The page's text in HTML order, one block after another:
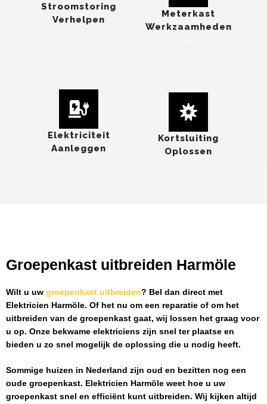
Stroomstoring
Verhelpen
Meterkast
Werkzaamheden
Elektriciteit
Aanleggen
Kortsluiting
Oplossen
Groepenkast uitbreiden Harmöle
Wilt u uw groepenkast uitbreiden? Bel dan direct met
Elektricien Harmöle. Of het nu om een reparatie of om het
uitbreiden van de groepenkast gaat, wij lossen het graag voor
u op. Onze bekwame elektriciens zijn snel ter plaatse en
bieden u zo snel mogelijk de oplossing die u nodig heeft.
Sommige huizen in Nederland zijn oud en bezitten nog een
oude groepenkast. Elektricien Harmöle weet hoe u uw
groepenkast snel en efficiënt kunt uitbreiden. Wij kijken altijd